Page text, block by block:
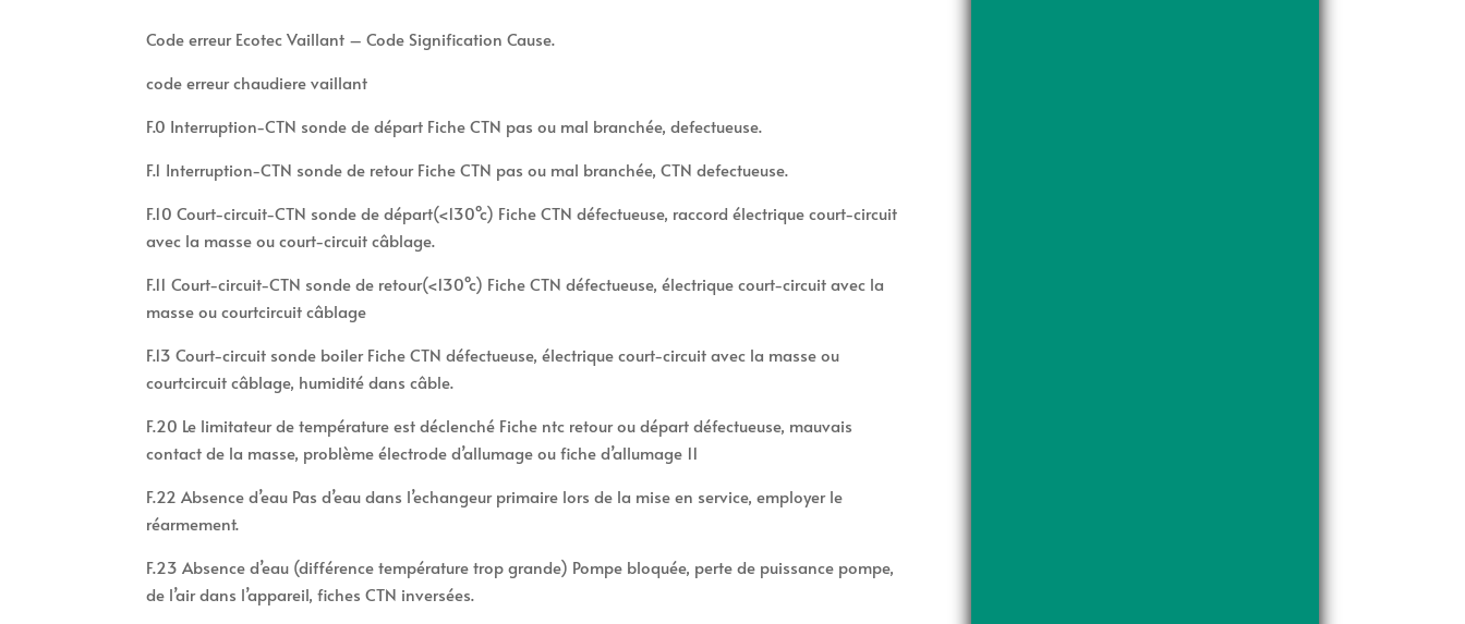
Code erreur Ecotec Vaillant – Code Signification Cause.
code erreur chaudiere vaillant
F.0 Interruption-CTN sonde de départ Fiche CTN pas ou mal branchée, defectueuse.
F.1 Interruption-CTN sonde de retour Fiche CTN pas ou mal branchée, CTN defectueuse.
F.10 Court-circuit-CTN sonde de départ(<130°c) Fiche CTN défectueuse, raccord électrique court-circuit
avec la masse ou court-circuit câblage.
F.11 Court-circuit-CTN sonde de retour(<130°c) Fiche CTN défectueuse, électrique court-circuit avec la
masse ou courtcircuit câblage
F.13 Court-circuit sonde boiler Fiche CTN défectueuse, électrique court-circuit avec la masse ou
courtcircuit câblage, humidité dans câble.
F.20 Le limitateur de température est déclenché Fiche ntc retour ou départ défectueuse, mauvais
contact de la masse, problème électrode d’allumage ou fiche d’allumage 11
F.22 Absence d’eau Pas d’eau dans l’echangeur primaire lors de la mise en service, employer le
réarmement.
F.23 Absence d’eau (différence température trop grande) Pompe bloquée, perte de puissance pompe,
de l’air dans l’appareil, fiches CTN inversées.